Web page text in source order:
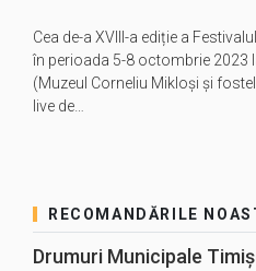
Cea de-a XVIII-a ediție a
în perioada 5-8 octombrie 2023
(Muzeul Corneliu Mikloși și
live de…
RECOMANDĂRILE
Drumuri Municipale